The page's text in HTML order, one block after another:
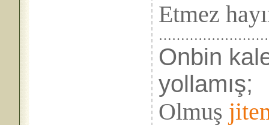
Etmez
Onbin
yollamış;
Olmuş